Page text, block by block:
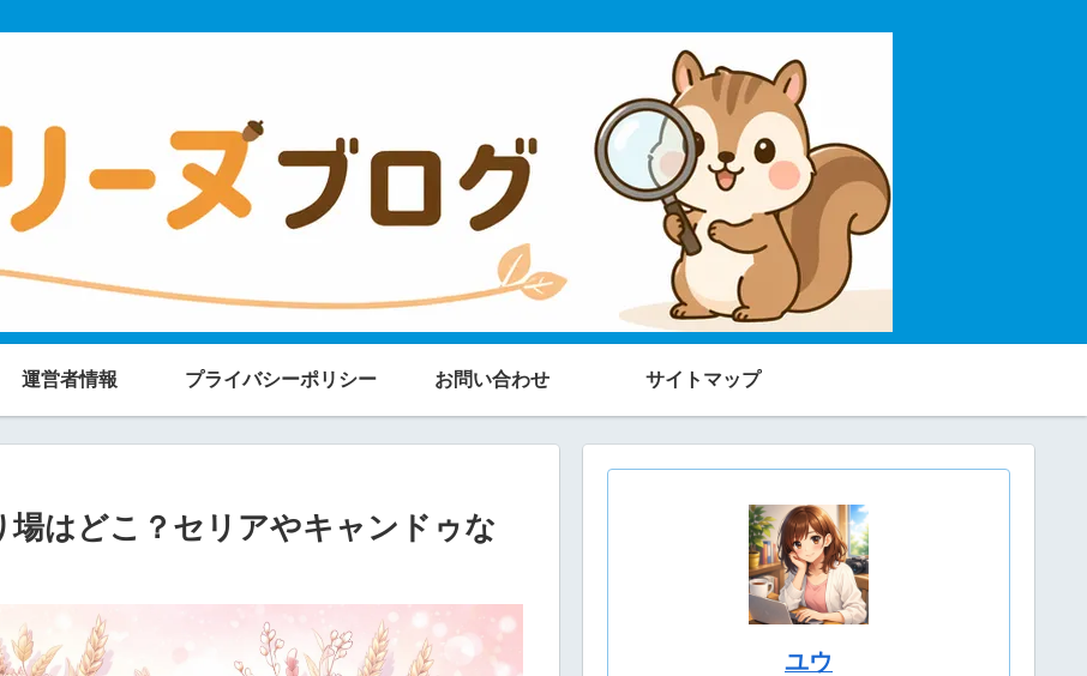
運営者情報 プライバシーポリシー お問い合わせ サイトマップ
はどこ？セリアやキャンドゥな
ユウ